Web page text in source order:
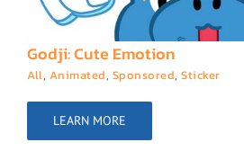
Godji: Cute Emotion
All, Animated, Sponsored, Sticker
LEARN MORE